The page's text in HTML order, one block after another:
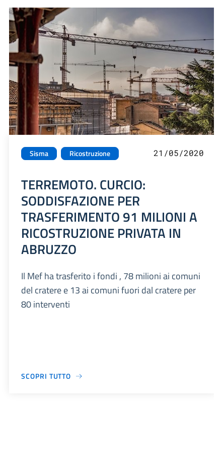
Sisma Ricostruzione 21/05/2020
TERREMOTO. CURCIO:
SODDISFAZIONE PER
TRASFERIMENTO 91 MILIONI A
RICOSTRUZIONE PRIVATA IN
ABRUZZO
Il Mef ha trasferito i fondi , 78 milioni ai comuni
del cratere e 13 ai comuni fuori dal cratere per
80 interventi
SCOPRI TUTTO